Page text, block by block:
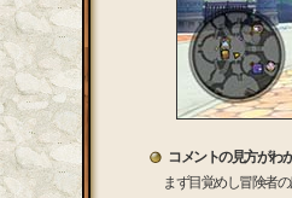
コメントの見方がわ
まず目覚めし冒険者